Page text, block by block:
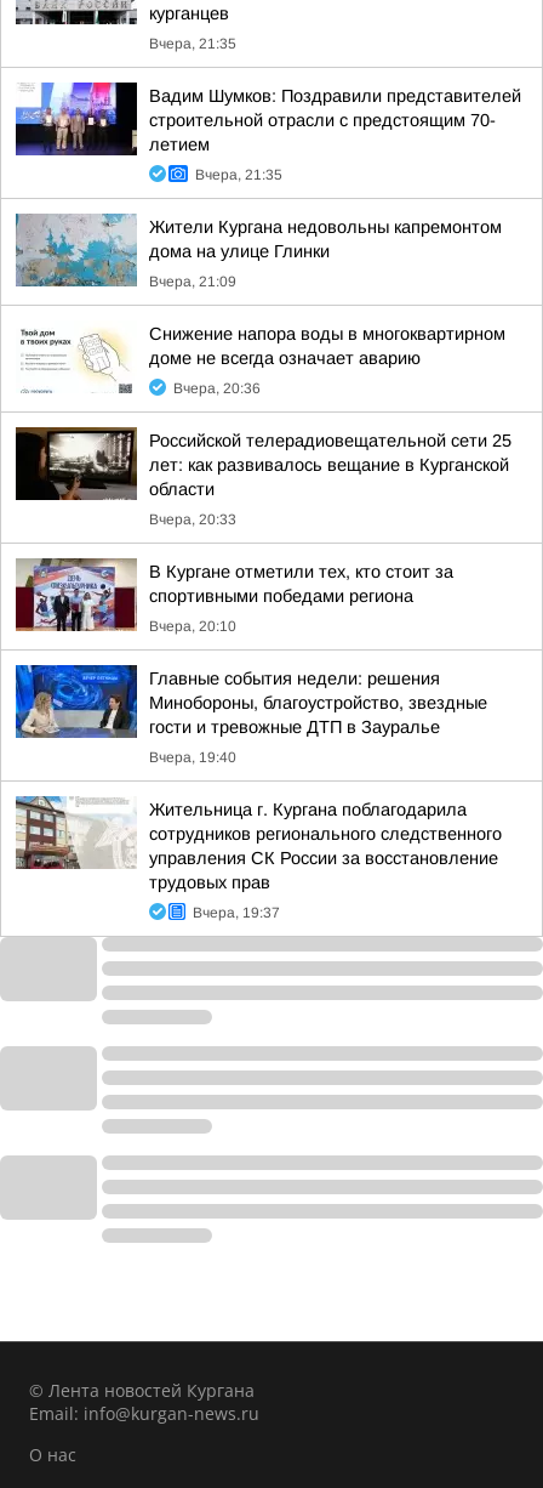
курганцев
Вчера, 21:35
Вадим Шумков: Поздравили представителей
строительной отрасли с предстоящим 70-
летием
Вчера, 21:35
Жители Кургана недовольны капремонтом
дома на улице Глинки
Вчера, 21:09
Снижение напора воды в многоквартирном
доме не всегда означает аварию
Вчера, 20:36
Российской телерадиовещательной сети 25
лет: как развивалось вещание в Курганской
области
Вчера, 20:33
В Кургане отметили тех, кто стоит за
спортивными победами региона
Вчера, 20:10
Главные события недели: решения
Минобороны, благоустройство, звездные
гости и тревожные ДТП в Зауралье
Вчера, 19:40
Жительница г. Кургана поблагодарила
сотрудников регионального следственного
управления СК России за восстановление
трудовых прав
Вчера, 19:37
© Лента новостей Кургана
Email: info@kurgan-news.ru
О нас